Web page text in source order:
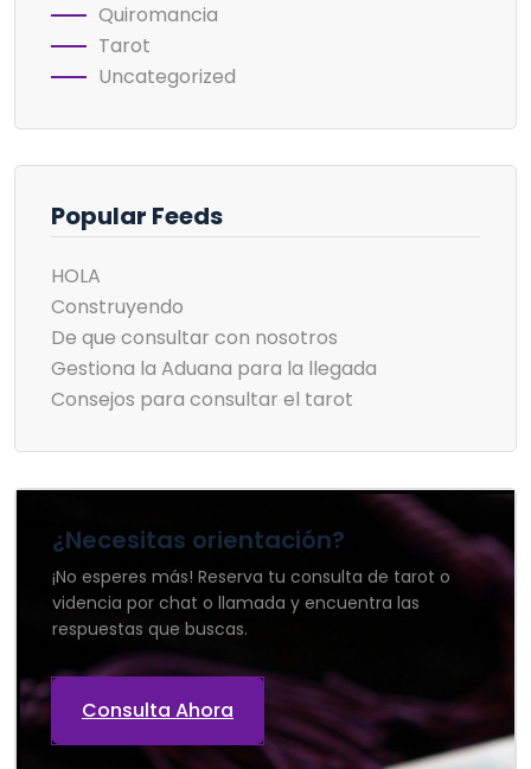
Quiromancia
Tarot
Uncategorized
Popular Feeds
HOLA
Construyendo
De que consultar con nosotros
Gestiona la Aduana para la llegada
Consejos para consultar el tarot
¿Necesitas orientación?
¡No esperes más! Reserva tu consulta de tarot o
videncia por chat o llamada y encuentra las
respuestas que buscas.
Consulta Ahora